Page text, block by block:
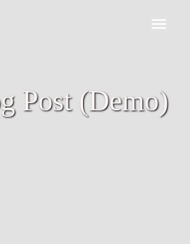
Post (Demo)